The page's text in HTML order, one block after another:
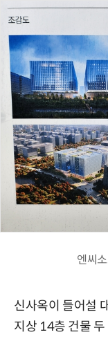
엔씨
신사옥이 들어설
지상 14층 건물